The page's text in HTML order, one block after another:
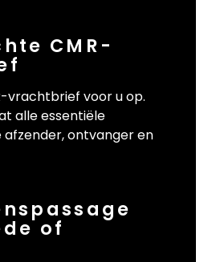
CMR-
vrachtbrief voor u op.
alle essentiële
ontvanger en
of